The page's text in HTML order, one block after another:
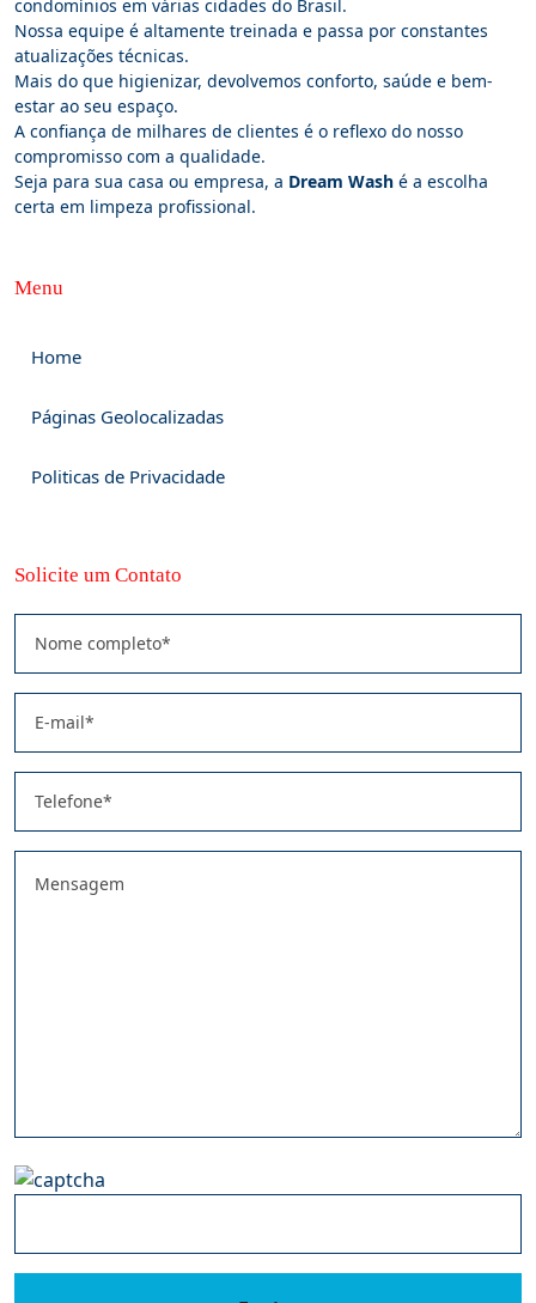
condomínios em várias cidades do Brasil.
Nossa equipe é altamente treinada e passa por constantes
atualizações técnicas.
Mais do que higienizar, devolvemos conforto, saúde e bem-
estar ao seu espaço.
A confiança de milhares de clientes é o reflexo do nosso
compromisso com a qualidade.
Seja para sua casa ou empresa, a Dream Wash é a escolha
certa em limpeza profissional.
Menu
Home
Páginas Geolocalizadas
Politicas de Privacidade
Solicite um Contato